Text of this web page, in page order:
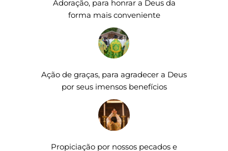
Adoração, para honrar a Deus da
forma mais conveniente
Ação de graças, para agradecer a Deus
por seus imensos benefícios
Propiciação por nossos pecados e